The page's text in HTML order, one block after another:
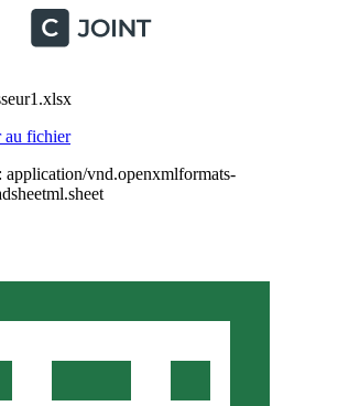
au fichier
application/vnd.openxmlformats-